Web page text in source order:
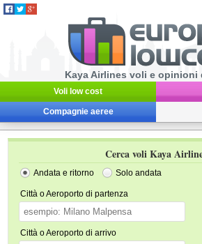
Kaya Airlines voli e opinioni
Voli low cost
Compagnie aeree
Cerca voli Kaya
Andata e ritorno Solo andata
Città o Aeroporto di partenza
Città o Aeroporto di arrivo